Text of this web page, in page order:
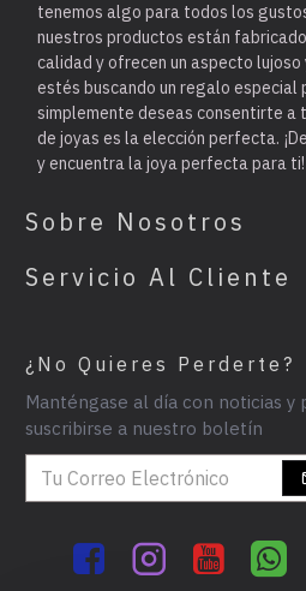
tenemos algo para todos los
nuestros productos están
calidad y ofrecen un aspecto lujoso
estés buscando un regalo especial
simplemente deseas consentirte a
de joyas es la elección perfecta.
y encuentra la joya perfecta para ti!
Sobre Nosotros
Servicio Al Cliente
¿No Quieres Perderte?
Manténgase al día con noticias y
suscribirse a nuestro boletín